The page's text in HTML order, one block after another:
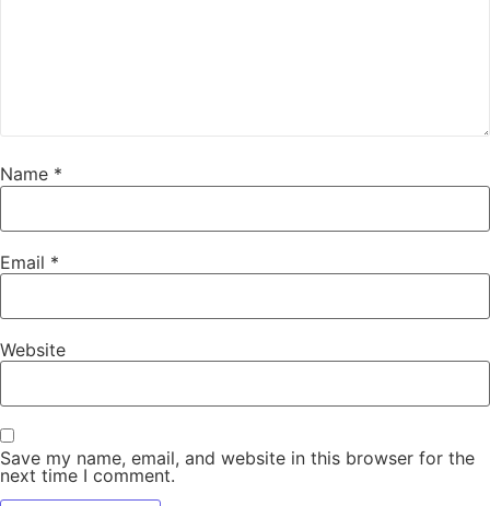
Name *
Email *
Website
Save my name, email, and website in this browser for the
next time I comment.